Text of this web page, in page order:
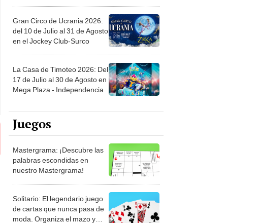
Gran Circo de Ucrania 2026:
del 10 de Julio al 31 de Agosto
en el Jockey Club-Surco
La Casa de Timoteo 2026: Del
17 de Julio al 30 de Agosto en
Mega Plaza - Independencia
Juegos
Mastergrama: ¡Descubre las
palabras escondidas en
nuestro Mastergrama!
Solitario: El legendario juego
de cartas que nunca pasa de
moda. Organiza el mazo y